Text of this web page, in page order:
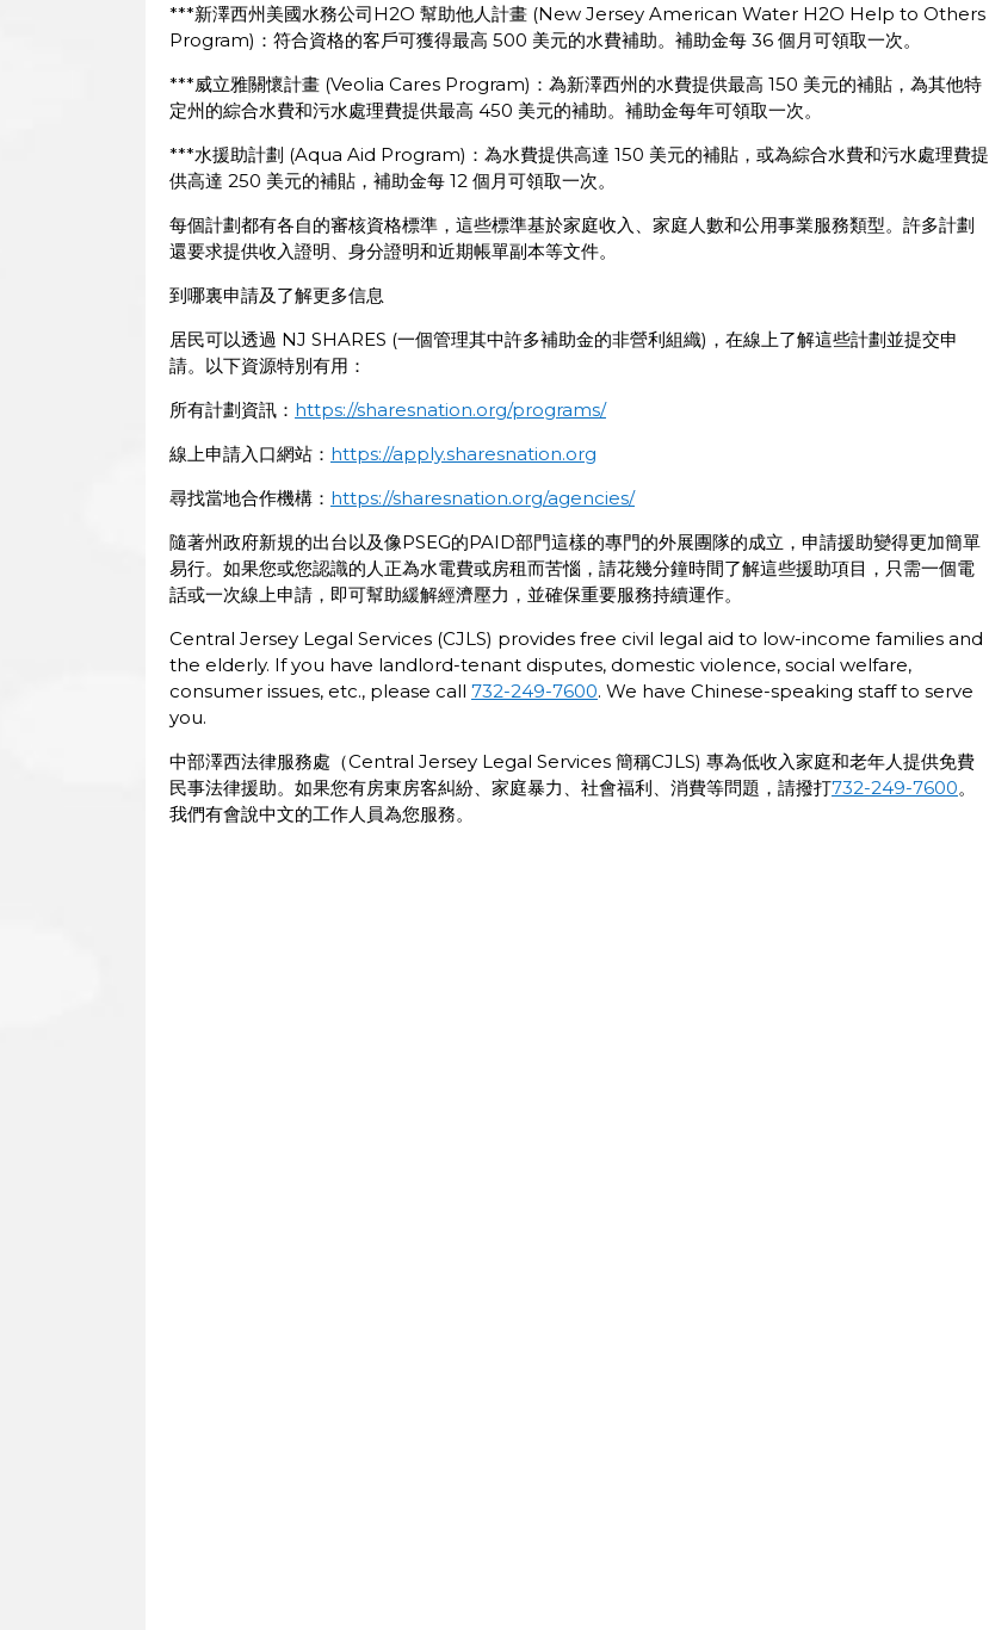
***新澤西州美國水務公司H2O 幫助他人計畫 (New Jersey American Water H2O Help to Others
Program)：符合資格的客戶可獲得最高 500 美元的水費補助。補助金每 36 個月可領取一次。
***威立雅關懷計畫 (Veolia Cares Program)：為新澤西州的水費提供最高 150 美元的補貼，為其他特
定州的綜合水費和污水處理費提供最高 450 美元的補助。補助金每年可領取一次。
***水援助計劃 (Aqua Aid Program)：為水費提供高達 150 美元的補貼，或為綜合水費和污水處理費提
供高達 250 美元的補貼，補助金每 12 個月可領取一次。
每個計劃都有各自的審核資格標準，這些標準基於家庭收入、家庭人數和公用事業服務類型。許多計劃
還要求提供收入證明、身分證明和近期帳單副本等文件。
到哪裏申請及了解更多信息
居民可以透過 NJ SHARES (一個管理其中許多補助金的非營利組織)，在線上了解這些計劃並提交申
請。以下資源特別有用：
所有計劃資訊： https://sharesnation.org/programs/
線上申請入口網站： https://apply.sharesnation.org
尋找當地合作機構： https://sharesnation.org/agencies/
隨著州政府新規的出台以及像PSEG的PAID部門這樣的專門的外展團隊的成立，申請援助變得更加簡單
易行。如果您或您認識的人正為水電費或房租而苦惱，請花幾分鐘時間了解這些援助項目，只需一個電
話或一次線上申請，即可幫助緩解經濟壓力，並確保重要服務持續運作。
Central Jersey Legal Services (CJLS) provides free civil legal aid to low-income families and
the elderly. If you have landlord-tenant disputes, domestic violence, social welfare,
consumer issues, etc., please call 732-249-7600. We have Chinese-speaking staff to serve
you.
中部澤西法律服務處（Central Jersey Legal Services 簡稱CJLS) 專為低收入家庭和老年人提供免費
民事法律援助。如果您有房東房客糾紛、家庭暴力、社會福利、消費等問題，請撥打732-249-7600。
我們有會說中文的工作人員為您服務。